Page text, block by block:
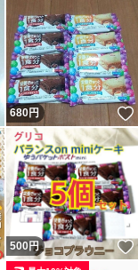
いいね！
680円
いいね！
500円